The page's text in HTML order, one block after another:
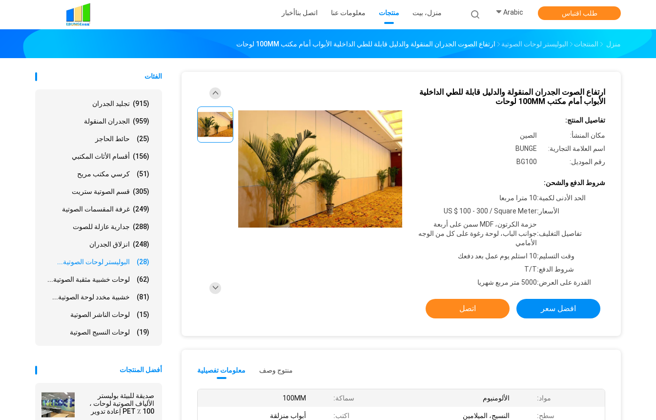
منزل، بيت منتجات معلومات عنا اتصل بناأخبار Arabic طلب اقتباس
منزل المنتجات البوليستر لوحات الصوتية ارتفاع الصوت الجدران المنقولة والدليل قابلة للطي الداخلية الأبواب أمام مكتب 100MM لوحات
الفئات
تجليد الجدران (915)
الجدران المنقولة (959)
حائط الحاجز (25)
أقسام الأثاث المكتبي (156)
كرسي مكتب مريح (51)
قسم الصوتية ستريت (305)
غرفة المقسمات الصوتية (249)
جدارية عازلة للصوت (288)
انزلاق الجدران (248)
البوليستر لوحات الصوتية... (28)
لوحات خشبية مثقبة الصوتية... (62)
خشبية مخدد لوحة الصوتية... (81)
لوحات الناشر الصوتية (15)
لوحات النسيج الصوتية (19)
أفضل المنتجات
صديقة للبيئة بوليستر
الألياف الصوتية لوحات ،
100 ٪ PET إعادة تدوير
ارتفاع الصوت الجدران المنقولة والدليل قابلة للطي الداخلية
الأبواب أمام مكتب 100MM لوحات
تفاصيل المنتج:
مكان المنشأ:
الصين
اسم العلامة التجارية:
BUNGE
رقم الموديل:
BG100
شروط الدفع والشحن:
الحد الأدنى لكمية:10 مترا مربعا
الأسعار:US $ 100 - 300 / Square Meter
تفاصيل التغليف:
حزمة الكرتون، MDF سمن على أربعة
جوانب الباب، لوحة رغوة على كل من الوجه
الأمامي
وقت التسليم:10 استلم يوم عمل بعد دفعك
شروط الدفع:T/T
القدرة على العرض:5000 متر مربع شهريا
افضل سعر اتصل
معلومات تفصيلية منتوج وصف
مواد: الألومنيوم سماكة: 100MM
سطح: النسيج، الميلامين اكتب: أبواب منزلقة